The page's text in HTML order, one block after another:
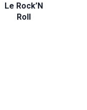
Le Rock’N
Roll